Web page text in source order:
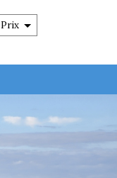
Prix